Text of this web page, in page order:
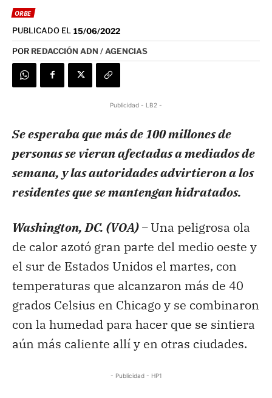
ORBE
PUBLICADO EL 15/06/2022
POR REDACCIÓN ADN / AGENCIAS
Publicidad - LB2 -
Se esperaba que más de 100 millones de
personas se vieran afectadas a mediados de
semana, y las autoridades advirtieron a los
residentes que se mantengan hidratados.
Washington, DC. (VOA) –Una peligrosa ola
de calor azotó gran parte del medio oeste y
el sur de Estados Unidos el martes, con
temperaturas que alcanzaron más de 40
grados Celsius en Chicago y se combinaron
con la humedad para hacer que se sintiera
aún más caliente allí y en otras ciudades.
- Publicidad - HP1